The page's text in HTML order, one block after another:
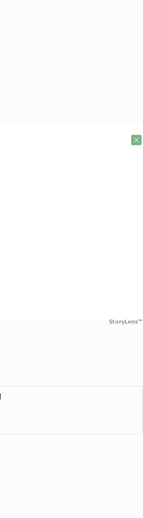
StoryLens™